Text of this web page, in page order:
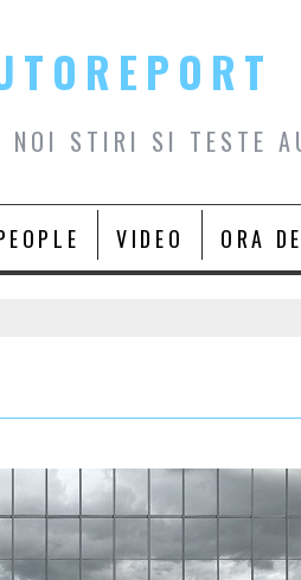
NOI STIRI SI TESTE
VIDEO ORA